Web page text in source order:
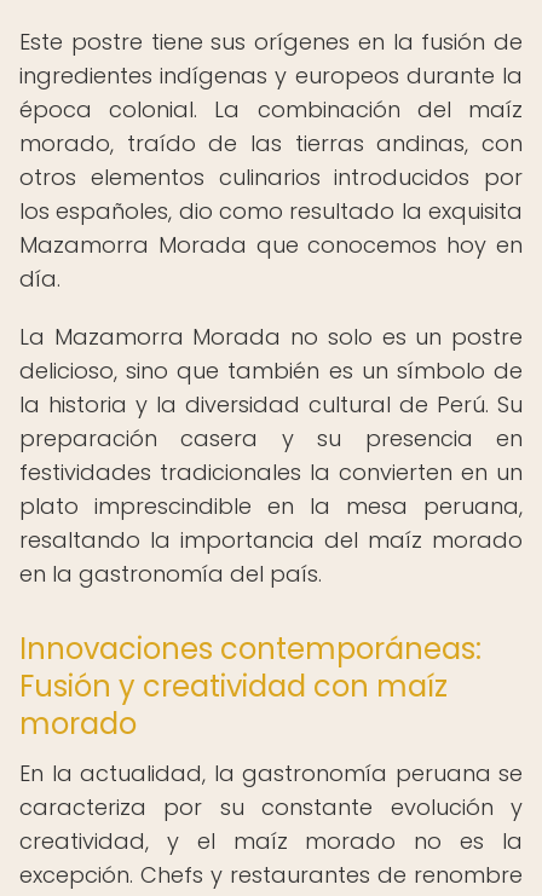
Este postre tiene sus orígenes en la fusión de
ingredientes indígenas y europeos durante la
época colonial. La combinación del maíz
morado, traído de las tierras andinas, con
otros elementos culinarios introducidos por
los españoles, dio como resultado la exquisita
Mazamorra Morada que conocemos hoy en
día.
La Mazamorra Morada no solo es un postre
delicioso, sino que también es un símbolo de
la historia y la diversidad cultural de Perú. Su
preparación casera y su presencia en
festividades tradicionales la convierten en un
plato imprescindible en la mesa peruana,
resaltando la importancia del maíz morado
en la gastronomía del país.
Innovaciones contemporáneas:
Fusión y creatividad con maíz
morado
En la actualidad, la gastronomía peruana se
caracteriza por su constante evolución y
creatividad, y el maíz morado no es la
excepción. Chefs y restaurantes de renombre